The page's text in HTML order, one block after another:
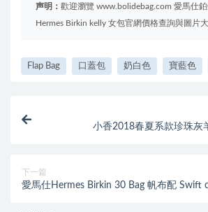
声明： 歡迎瀏覽 www.bolidebag.com 愛馬仕
Hermes Birkin kelly 女包官網價格查詢與圖片大
Flap Bag 口蓋包 奶白色 寶藍色
小香2018春夏系款珍珠灰
下一篇
愛馬仕Hermes Birkin 30 Bag 帆布配 Swift